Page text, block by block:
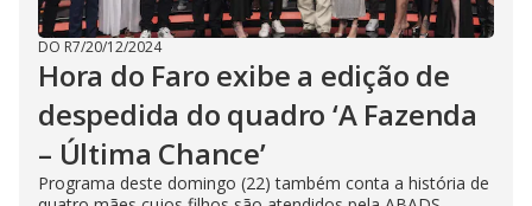
DO R7/20/12/2024
Hora do Faro exibe a edição de
despedida do quadro ‘A Fazenda
– Última Chance’
Programa deste domingo (22) também conta a história de